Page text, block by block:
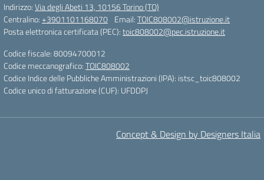
Indirizzo:Via degli Abeti 13, 10156 Torino (TO)
Centralino:+3901101168070 Email:TOIC808002@istruzione.it
Posta elettronica certificata (PEC):toic808002@pec.istruzione.it
Codice fiscale: 80094700012
Codice meccanografico:TOIC808002
Codice Indice delle Pubbliche Amministrazioni (IPA): istsc_toic808002
Codice unico di fatturazione (CUF): UFDDPJ
Concept & Design by Designers Italia